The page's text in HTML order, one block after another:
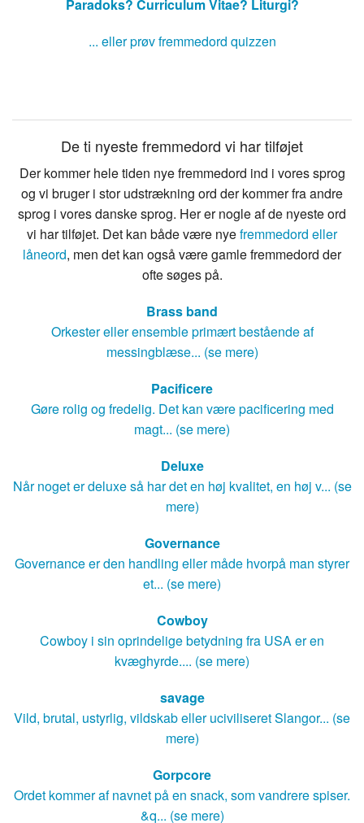
Paradoks? Curriculum Vitae? Liturgi?
... eller prøv fremmedord quizzen
De ti nyeste fremmedord vi har tilføjet
Der kommer hele tiden nye fremmedord ind i vores sprog
og vi bruger i stor udstrækning ord der kommer fra andre
sprog i vores danske sprog. Her er nogle af de nyeste ord
vi har tilføjet. Det kan både være nyefremmedord eller
låneord, men det kan også være gamle fremmedord der
ofte søges på.
Brass band
Orkester eller ensemble primært bestående af
messingblæse... (se mere)
Pacificere
Gøre rolig og fredelig. Det kan være pacificering med
magt... (se mere)
Deluxe
Når noget er deluxe så har det en høj kvalitet, en høj v... (se
mere)
Governance
Governance er den handling eller måde hvorpå man styrer
et... (se mere)
Cowboy
Cowboy i sin oprindelige betydning fra USA er en
kvæghyrde.... (se mere)
savage
Vild, brutal, ustyrlig, vildskab eller uciviliseret Slangor... (se
mere)
Gorpcore
Ordet kommer af navnet på en snack, som vandrere spiser.
&q... (se mere)